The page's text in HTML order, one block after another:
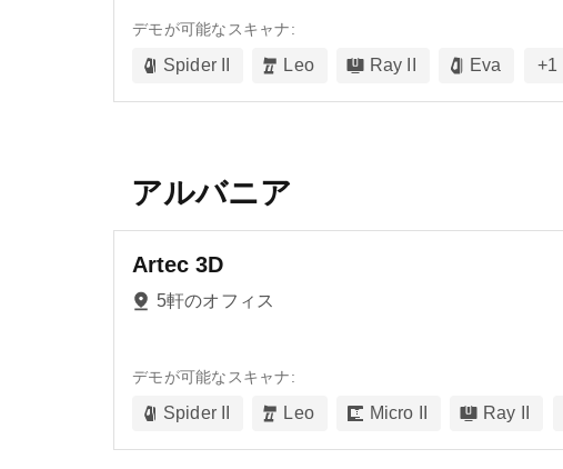
デモが可能なスキャナ:
Spider II Leo Ray II Eva +1
アルバニア
Artec 3D
5軒のオフィス
デモが可能なスキャナ:
Spider II Leo Micro II Ray II